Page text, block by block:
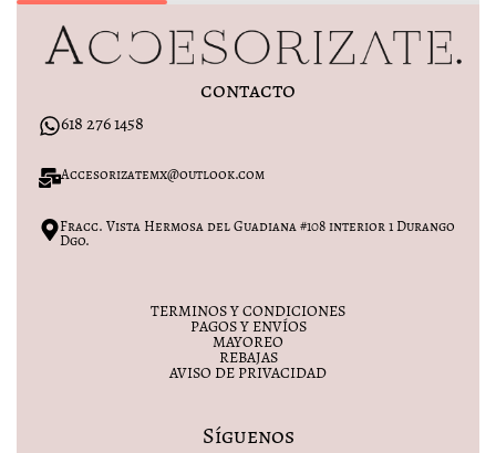
contacto
618 276 1458
Accesorizatemx@outlook.com
Fracc. Vista Hermosa del Guadiana #108 interior 1 Durango
Dgo.
TERMINOS Y CONDICIONES
PAGOS Y ENVÍOS
MAYOREO
REBAJAS
AVISO DE PRIVACIDAD
Síguenos